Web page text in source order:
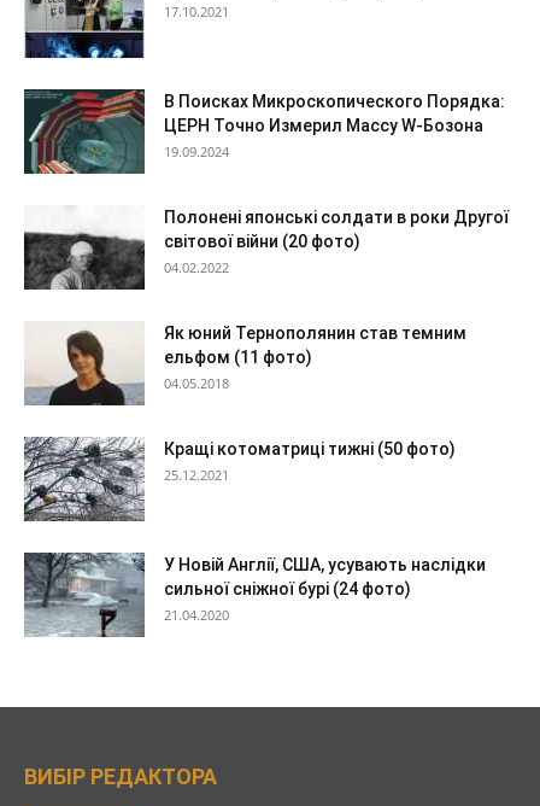
17.10.2021
В Поисках Микроскопического Порядка:
ЦЕРН Точно Измерил Массу W-Бозона
19.09.2024
Полонені японські солдати в роки Другої
світової війни (20 фото)
04.02.2022
Як юний Тернополянин став темним
ельфом (11 фото)
04.05.2018
Кращі котоматриці тижні (50 фото)
25.12.2021
У Новій Англії, США, усувають наслідки
сильної сніжної бурі (24 фото)
21.04.2020
ВИБІР РЕДАКТОРА